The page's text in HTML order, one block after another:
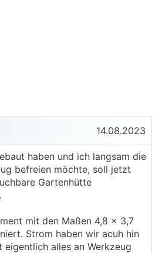
14.08.2023
haben und ich langsam die
befreien möchte, soll jetzt
Gartenhütte
mit den Maßen 4,8 x 3,7
Strom haben wir acuh hin
alles an Werkzeug